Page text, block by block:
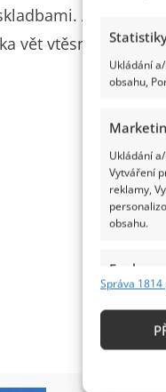
Ukládání
obsahu,
Ukládání
Vytváření
reklamy,
obsahu.
Funkce
Správa
A pak tu
vět vtěsnat to, co